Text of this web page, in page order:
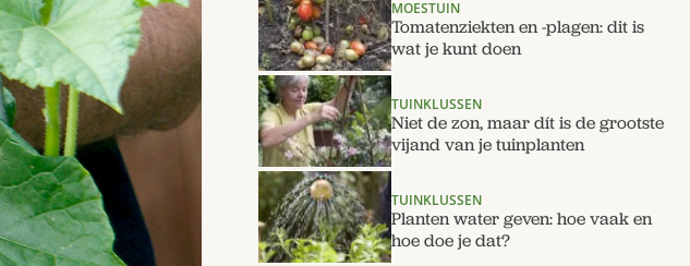
MOESTUIN
Tomatenziekten en -plagen: dit is
wat je kunt doen
TUINKLUSSEN
Niet de zon, maar dít is de grootste
vijand van je tuinplanten
TUINKLUSSEN
Planten water geven: hoe vaak en
hoe doe je dat?